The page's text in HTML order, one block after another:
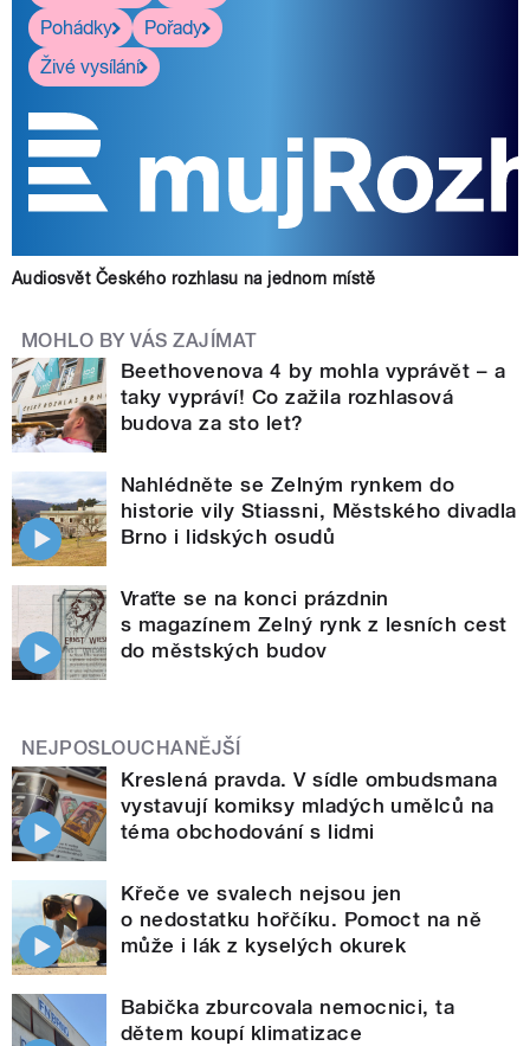
Pohádky
Pořady
Živé vysílání
Audiosvět Českého rozhlasu na jednom místě
MOHLO BY VÁS ZAJÍMAT
Beethovenova 4 by mohla vyprávět – a
taky vypráví! Co zažila rozhlasová
budova za sto let?
Nahlédněte se Zelným rynkem do
historie vily Stiassni, Městského divadla
Brno i lidských osudů
Vraťte se na konci prázdnin
s magazínem Zelný rynk z lesních cest
do městských budov
NEJPOSLOUCHANĚJŠÍ
Kreslená pravda. V sídle ombudsmana
vystavují komiksy mladých umělců na
téma obchodování s lidmi
Křeče ve svalech nejsou jen
o nedostatku hořčíku. Pomoct na ně
může i lák z kyselých okurek
Babička zburcovala nemocnici, ta
dětem koupí klimatizace